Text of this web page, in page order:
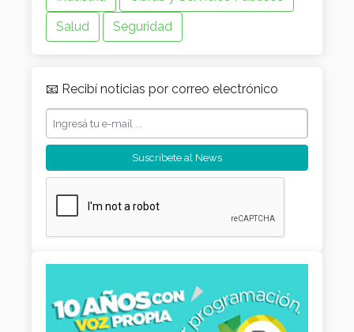
Salud
Seguridad
📧 Recibí noticias por correo electrónico